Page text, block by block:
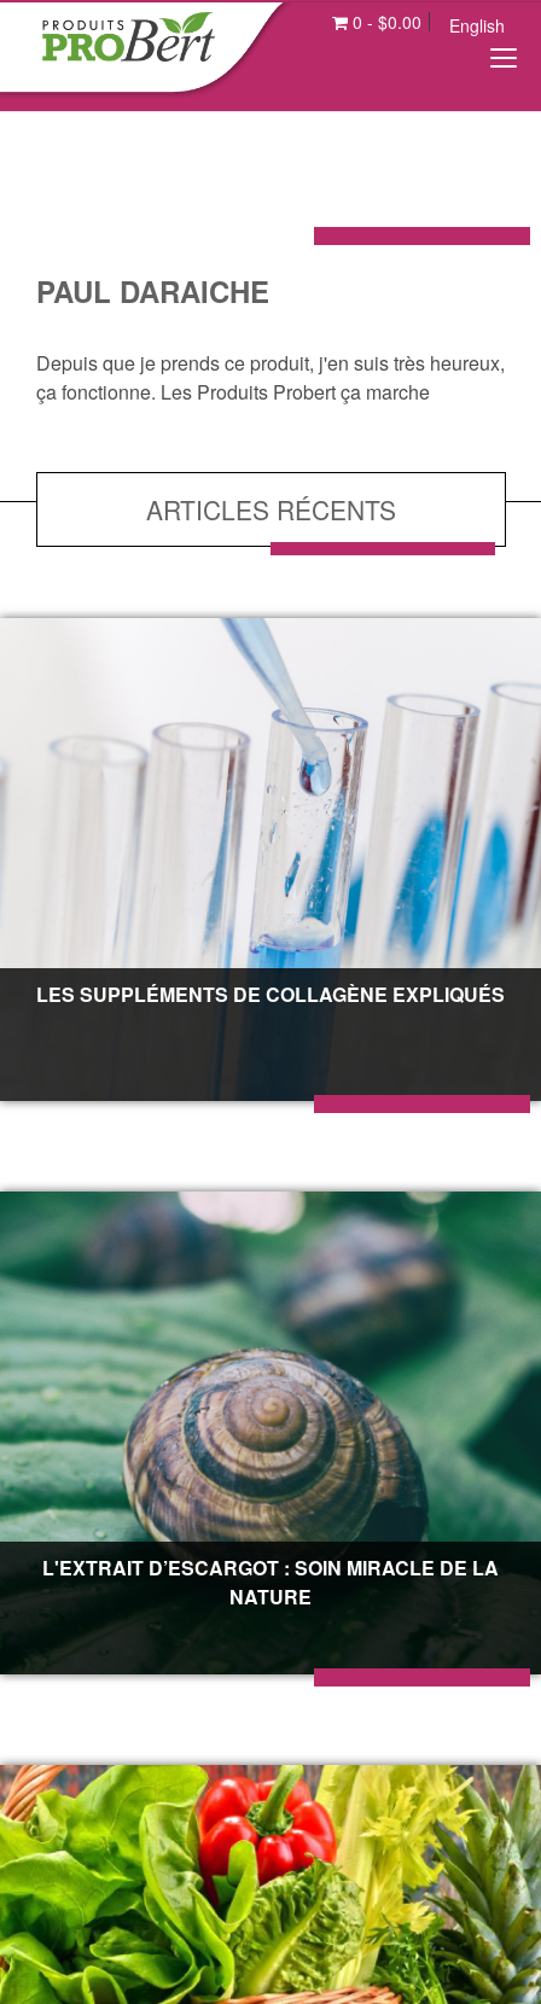
0 - $0.00 English
PAUL DARAICHE
Depuis que je prends ce produit, j'en suis très heureux,
ça fonctionne. Les Produits Probert ça marche
ARTICLES RÉCENTS
LES SUPPLÉMENTS DE COLLAGÈNE EXPLIQUÉS
L'EXTRAIT D’ESCARGOT : SOIN MIRACLE DE LA
NATURE